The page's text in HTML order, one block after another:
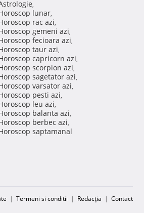
,
lunar,
rac azi,
gemeni azi,
fecioara azi,
taur azi,
capricorn azi,
scorpion azi,
sagetator azi,
varsator azi,
pesti azi,
leu azi,
balanta azi,
berbec azi,
saptamanal
| Termeni si conditii | Redacţia | Contact